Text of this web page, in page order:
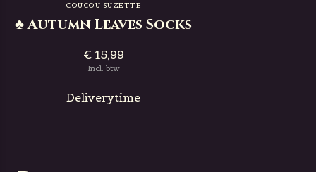
COUCOU SUZETTE
♣ Autumn Leaves Socks
€ 15,99
Incl. btw
Deliverytime